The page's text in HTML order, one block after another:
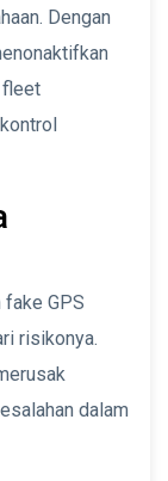
Dengan
fleet
fake GPS
risikonya.
dalam